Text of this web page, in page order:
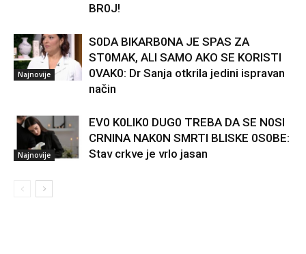
BR0J!
Najnovije
S0DA BIKARB0NA JE SPAS ZA
ST0MAK, ALI SAMO AKO SE KORISTI
0VAK0: Dr Sanja otkrila jedini ispravan
način
Najnovije
EV0 K0LIK0 DUG0 TREBA DA SE N0SI
CRNINA NAK0N SMRTI BLISKE 0S0BE:
Stav crkve je vrlo jasan